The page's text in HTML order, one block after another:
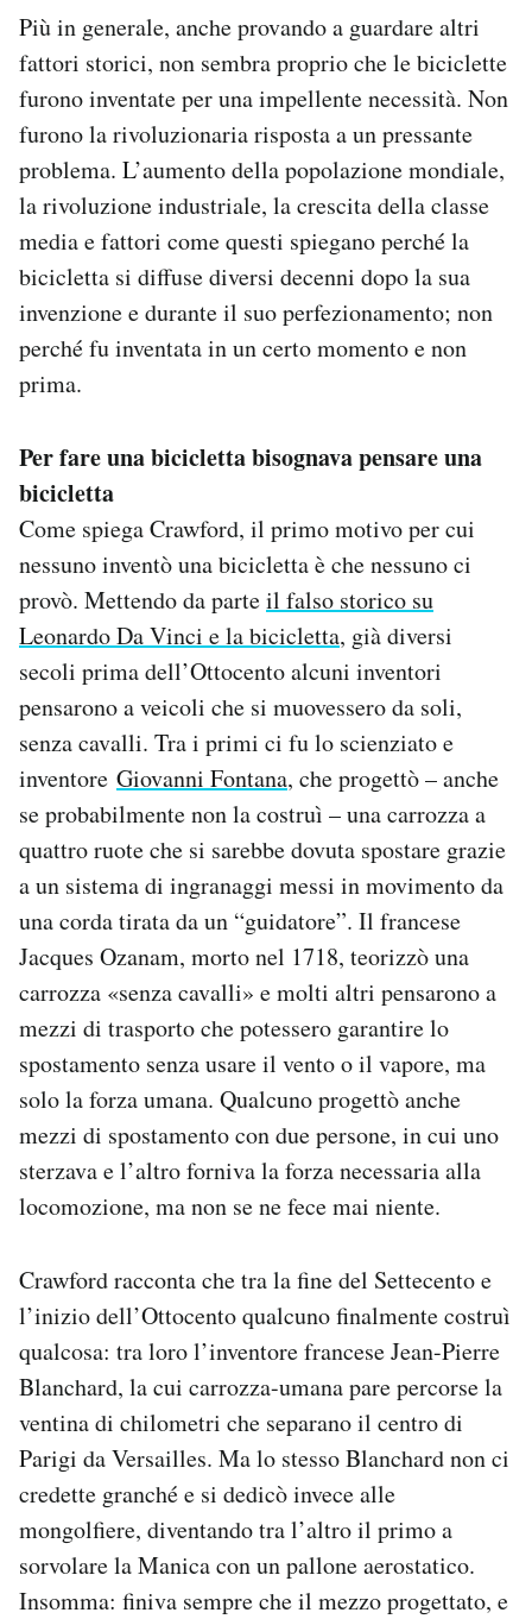
Più in generale, anche provando a guardare altri
fattori storici, non sembra proprio che le biciclette
furono inventate per una impellente necessità. Non
furono la rivoluzionaria risposta a un pressante
problema. L’aumento della popolazione mondiale,
la rivoluzione industriale, la crescita della classe
media e fattori come questi spiegano perché la
bicicletta si diffuse diversi decenni dopo la sua
invenzione e durante il suo perfezionamento; non
perché fu inventata in un certo momento e non
prima.
Per fare una bicicletta bisognava pensare una
bicicletta
Come spiega Crawford, il primo motivo per cui
nessuno inventò una bicicletta è che nessuno ci
provò. Mettendo da parteil falso storico su
Leonardo Da Vinci e la bicicletta, già diversi
secoli prima dell’Ottocento alcuni inventori
pensarono a veicoli che si muovessero da soli,
senza cavalli. Tra i primi ci fu lo scienziato e
inventore Giovanni Fontana, che progettò – anche
se probabilmente non la costruì – una carrozza a
quattro ruote che si sarebbe dovuta spostare grazie
a un sistema di ingranaggi messi in movimento da
una corda tirata da un “guidatore”. Il francese
Jacques Ozanam, morto nel 1718, teorizzò una
carrozza «senza cavalli» e molti altri pensarono a
mezzi di trasporto che potessero garantire lo
spostamento senza usare il vento o il vapore, ma
solo la forza umana. Qualcuno progettò anche
mezzi di spostamento con due persone, in cui uno
sterzava e l’altro forniva la forza necessaria alla
locomozione, ma non se ne fece mai niente.
Crawford racconta che tra la fine del Settecento e
l’inizio dell’Ottocento qualcuno finalmente costruì
qualcosa: tra loro l’inventore francese Jean-Pierre
Blanchard, la cui carrozza-umana pare percorse la
ventina di chilometri che separano il centro di
Parigi da Versailles. Ma lo stesso Blanchard non ci
credette granché e si dedicò invece alle
mongolfiere, diventando tra l’altro il primo a
sorvolare la Manica con un pallone aerostatico.
Insomma: finiva sempre che il mezzo progettato, e